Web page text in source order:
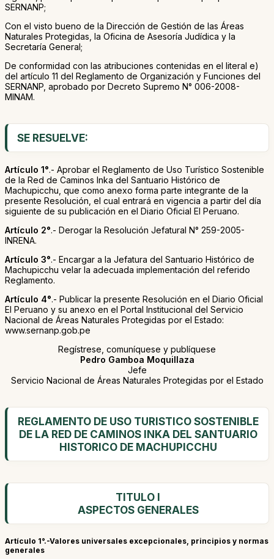
SERNANP;
Con el visto bueno de la Dirección de Gestión de las Áreas
Naturales Protegidas, la Oficina de Asesoría Judídica y la
Secretaría General;
De conformidad con las atribuciones contenidas en el literal e)
del artículo 11 del Reglamento de Organización y Funciones del
SERNANP, aprobado por Decreto Supremo N° 006-2008-
MINAM.
SE RESUELVE:
Artículo 1°.- Aprobar el Reglamento de Uso Turístico Sostenible
de la Red de Caminos Inka del Santuario Histórico de
Machupicchu, que como anexo forma parte integrante de la
presente Resolución, el cual entrará en vigencia a partir del día
siguiente de su publicación en el Diario Oficial El Peruano.
Artículo 2°.- Derogar la Resolución Jefatural N° 259-2005-
INRENA.
Artículo 3°.- Encargar a la Jefatura del Santuario Histórico de
Machupicchu velar la adecuada implementación del referido
Reglamento.
Artículo 4°.- Publicar la presente Resolución en el Diario Oficial
El Peruano y su anexo en el Portal Institucional del Servicio
Nacional de Áreas Naturales Protegidas por el Estado:
www.sernanp.gob.pe
Regístrese, comuníquese y publíquese
Pedro Gamboa Moquillaza
Jefe
Servicio Nacional de Áreas Naturales Protegidas por el Estado
REGLAMENTO DE USO TURISTICO SOSTENIBLE
DE LA RED DE CAMINOS INKA DEL SANTUARIO
HISTORICO DE MACHUPICCHU
TITULO I
ASPECTOS GENERALES
Artículo 1°.-Valores universales excepcionales, principios y normas
generales